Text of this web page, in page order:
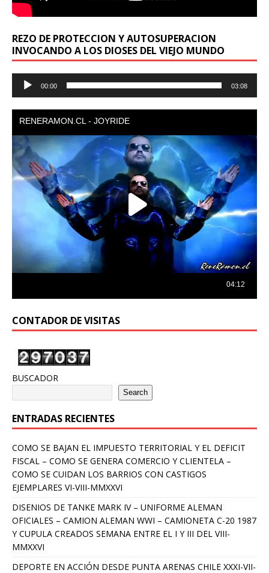
REZO DE PROTECCION Y AUTOSUPERACION
INVOCANDO A LOS DIOSES DEL VIEJO MUNDO
Reproductor
00:00 03:08
CONTADOR DE VISITAS
BUSCADOR
Search
ENTRADAS RECIENTES
COMO SE BAJAN EL IMPUESTO TERRITORIAL Y EL DEFICIT
FISCAL – COMO SE GENERA COMERCIO Y CLIENTELA –
COMO SE CUIDAN LOS BARRIOS CON CASTIGOS
EJEMPLARES VI-VIII-MMXXVI
DISENIOS DE TANKE MARK IV – UNIFORME ALEMAN
OFICIALES – CAMION ALEMAN WWI – CAMIONETA C-20 1987
Y CUPULA CREADOS SEMANA ENTRE EL I Y III DEL VIII-
MMXXVI
DEPORTE EN ACCIÓN DESDE PUNTA ARENAS CHILE XXXI-VII-